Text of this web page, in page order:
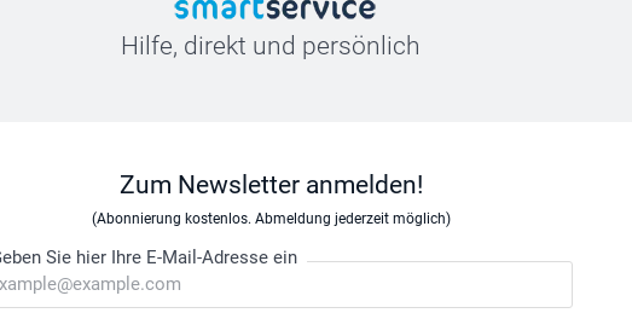
Hilfe, direkt und persönlich
Zum Newsletter anmelden!
(Abonnierung kostenlos. Abmeldung jederzeit möglich)
Sie hier Ihre E-Mail-Adresse ein